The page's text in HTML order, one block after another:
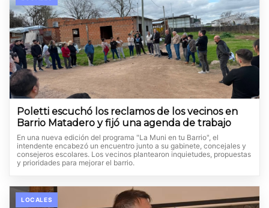
Poletti escuchó los reclamos de los vecinos en
Barrio Matadero y fijó una agenda de trabajo
En una nueva edición del programa "La Muni en tu Barrio", el
intendente encabezó un encuentro junto a su gabinete, concejales y
consejeros escolares. Los vecinos plantearon inquietudes, propuestas
y prioridades para mejorar el barrio.
LOCALES